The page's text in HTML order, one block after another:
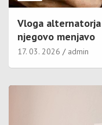
Vloga
njegovo menjavo
17. 03. 2026 admin